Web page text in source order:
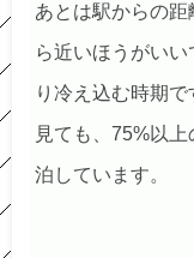
あとは駅からの
ら近いほうがい
り冷え込む時期
見ても、75%以
泊しています。